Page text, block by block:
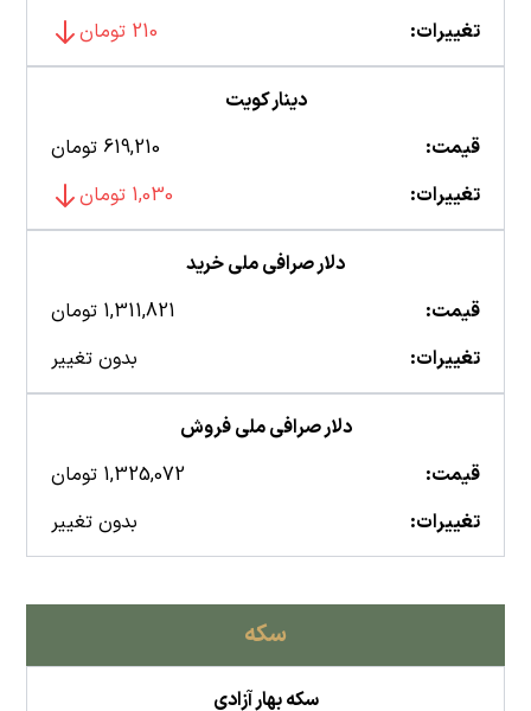
تغییرات:
210 تومان
دینار کویت
قیمت:
619,210 تومان
تغییرات:
1,030 تومان
دلار صرافی ملی خرید
قیمت:
1,311,821 تومان
تغییرات:
بدون تغییر
دلار صرافی ملی فروش
قیمت:
1,325,072 تومان
تغییرات:
بدون تغییر
سکه
سکه بهار آزادی